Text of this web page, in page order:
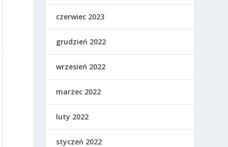
czerwiec 2023
grudzień 2022
wrzesień 2022
marzec 2022
luty 2022
styczeń 2022